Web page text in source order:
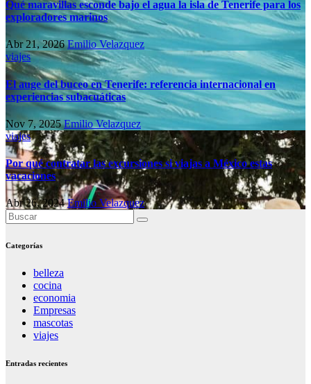
Qué maravillas esconde bajo el agua la isla de Tenerife para los
exploradores marinos
Abr 21, 2026Emilio Velazquez
viajes
El auge del buceo en Tenerife: referencia internacional en
experiencias subacuáticas
Nov 7, 2025Emilio Velazquez
viajes
Por qué contratar las excursiones si viajas a México estas
vacaciones
Abr 26, 2024Emilio Velazquez
Categorías
belleza
cocina
economia
Empresas
mascotas
viajes
Entradas recientes